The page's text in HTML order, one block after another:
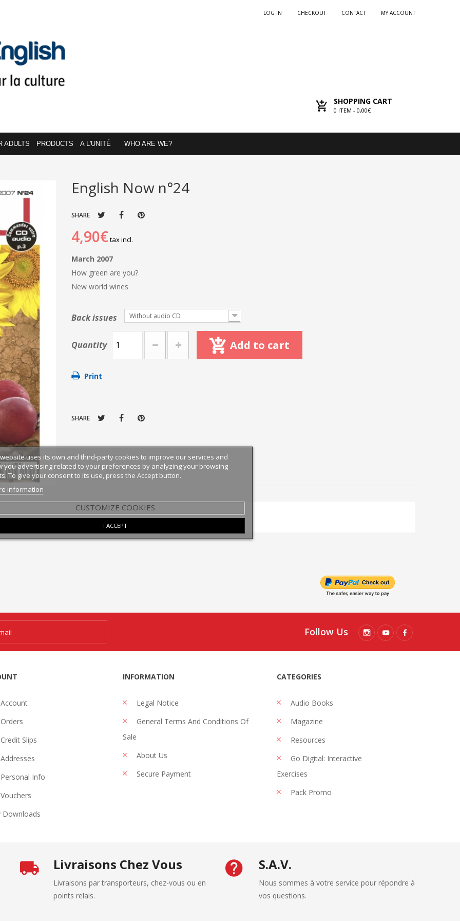
MY ACCOUNT
CONTACT
CHECKOUT
LOG IN
SHOPPING CART
0 ITEM - 0,00€
ADULTS PRODUCTS A L'UNITÉ WHO ARE WE?
English Now n°24
SHARE
4,90€tax incl.
March 2007
How green are you?
New world wines
Back issues Without audio CD
Quantity Add to cart
Print
SHARE
uses its own and third-party cookies to improve our services and
you advertising related to your preferences by analyzing your browsing
To give your consent to its use, press the Accept button.
information
CUSTOMIZE COOKIES
I ACCEPT
Follow Us
Slips
Info
Downloads
INFORMATION
Legal Notice
General Terms And Conditions Of
Sale
About Us
Secure Payment
CATEGORIES
Audio Books
Magazine
Resources
Go Digital: Interactive
Exercises
Pack Promo
Livraisons Chez Vous
Livraisons par transporteurs, chez-vous ou en
points relais.
S.A.V.
Nous sommes à votre service pour répondre à
vos questions.